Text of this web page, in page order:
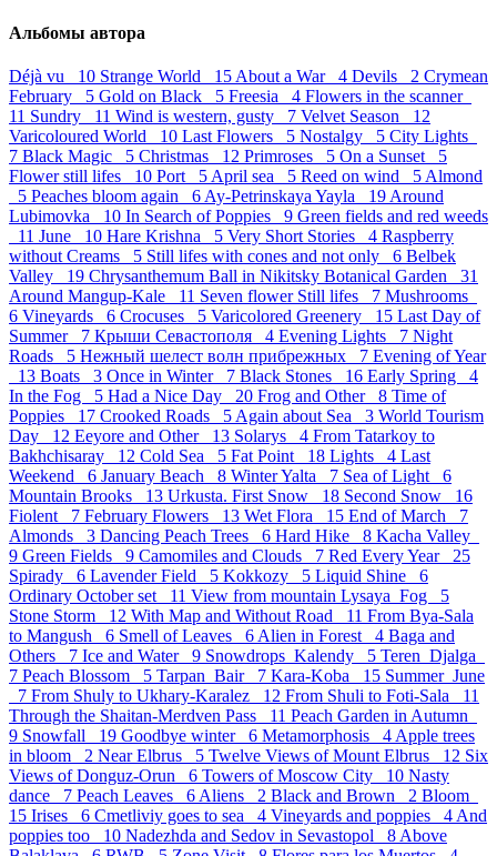
Альбомы автора
Déjà vu 10 Strange World 15 About a War 4 Devils 2 Crymean
February 5 Gold on Black 5 Freesia 4 Flowers in the scanner
11 Sundry 11 Wind is western, gusty 7 Velvet Season 12
Varicoloured World 10 Last Flowers 5 Nostalgy 5 City Lights
7 Black Magic 5 Christmas 12 Primroses 5 On a Sunset 5
Flower still lifes 10 Port 5 April sea 5 Reed on wind 5 Almond
5 Peaches bloom again 6 Ay-Petrinskaya Yayla 19 Around
Lubimovka 10 In Search of Poppies 9 Green fields and red weeds
11 June 10 Hare Krishna 5 Very Short Stories 4 Raspberry
without Creams 5 Still lifes with cones and not only 6 Belbek
Valley 19 Chrysanthemum Ball in Nikitsky Botanical Garden 31
Around Mangup-Kale 11 Seven flower Still lifes 7 Mushrooms
6 Vineyards 6 Crocuses 5 Varicolored Greenery 15 Last Day of
Summer 7 Крыши Севастополя 4 Evening Lights 7 Night
Roads 5 Нежный шелест волн прибрежных 7 Evening of Year
13 Boats 3 Once in Winter 7 Black Stones 16 Early Spring 4
In the Fog 5 Had a Nice Day 20 Frog and Other 8 Time of
Poppies 17 Crooked Roads 5 Again about Sea 3 World Tourism
Day 12 Eeyore and Other 13 Solarys 4 From Tatarkoy to
Bakhchisaray 12 Cold Sea 5 Fat Point 18 Lights 4 Last
Weekend 6 January Beach 8 Winter Yalta 7 Sea of Light 6
Mountain Brooks 13 Urkusta. First Snow 18 Second Snow 16
Fiolent 7 February Flowers 13 Wet Flora 15 End of March 7
Almonds 3 Dancing Peach Trees 6 Hard Hike 8 Kacha Valley
9 Green Fields 9 Camomiles and Clouds 7 Red Every Year 25
Spirady 6 Lavender Field 5 Kokkozy 5 Liquid Shine 6
Ordinary October set 11 View from mountain Lysaya_Fog 5
Stone Storm 12 With Map and Without Road 11 From Bya-Sala
to Mangush 6 Smell of Leaves 6 Alien in Forest 4 Baga and
Others 7 Ice and Water 9 Snowdrops_Kalendy 5 Teren_Djalga
7 Peach Blossom 5 Tarpan_Bair 7 Kara-Koba 15 Summer_June
7 From Shuly to Ukhary-Karalez 12 From Shuli to Foti-Sala 11
Through the Shaitan-Merdven Pass 11 Peach Garden in Autumn
9 Snowfall 19 Goodbye winter 6 Metamorphosis 4 Apple trees
in bloom 2 Near Elbrus 5 Twelve Views of Mount Elbrus 12 Six
Views of Donguz-Orun 6 Towers of Moscow City 10 Nasty
dance 7 Peach Leaves 6 Aliens 2 Black and Brown 2 Bloom
15 Irises 6 Cmetliviy goes to sea 4 Vineyards and poppies 4 And
poppies too 10 Nadezhda and Sedov in Sevastopol 8 Above